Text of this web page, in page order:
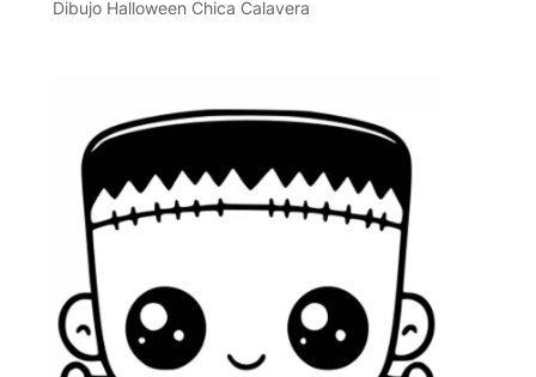
Dibujo Halloween Chica Calavera